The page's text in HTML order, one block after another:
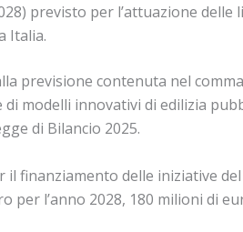
previsto per l’attuazione
Italia.
previsione contenuta nel
modelli innovativi di edilizia
di Bilancio 2025.
il finanziamento delle iniziative
per l’anno 2028, 180 milioni di